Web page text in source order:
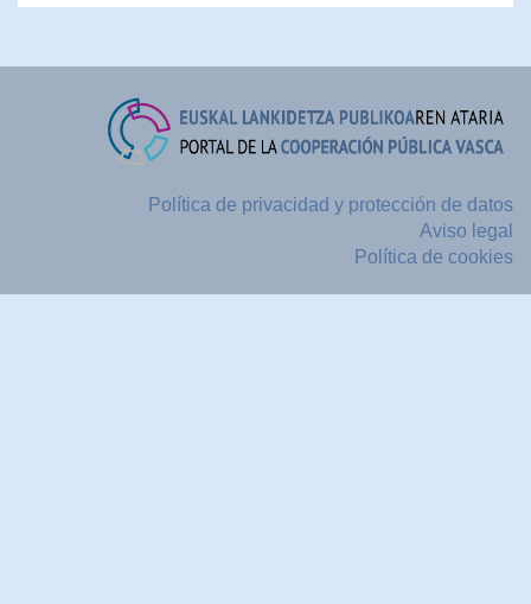
Política de privacidad y protección de datos
Aviso legal
Política de cookies